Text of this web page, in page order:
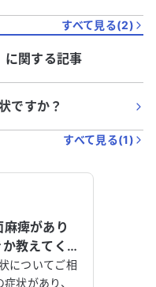
すべて見る(2)
に関する記事
ですか？
すべて見る(1)
痺があり
教えてくだ
についてご相
状があり、